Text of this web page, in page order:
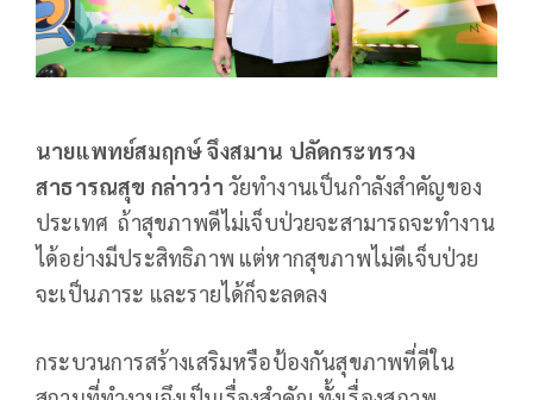
นายแพทย์สมฤกษ์ จึงสมาน ปลัดกระทรวง
สาธารณสุข กล่าวว่า วัยทำงานเป็นกำลังสำคัญของ
ประเทศ ถ้าสุขภาพดีไม่เจ็บป่วยจะสามารถจะทำงาน
ได้อย่างมีประสิทธิภาพ แต่หากสุขภาพไม่ดีเจ็บป่วย
จะเป็นภาระ และรายได้ก็จะลดลง
กระบวนการสร้างเสริมหรือป้องกันสุขภาพที่ดีใน